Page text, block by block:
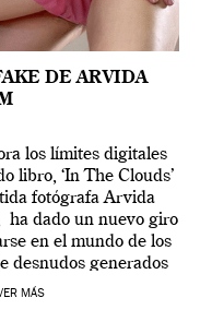
DE ARVIDA
los límites digitales
libro, ‘In The Clouds’
fotógrafa Arvida
ha dado un nuevo giro
en el mundo de los
desnudos generados
MÁS